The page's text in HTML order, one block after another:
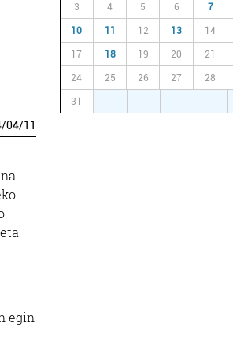
/04/11
egin
3 4 5 6 7
10 11 12 13 14
17 18 19 20 21
24 25 26 27 28
31